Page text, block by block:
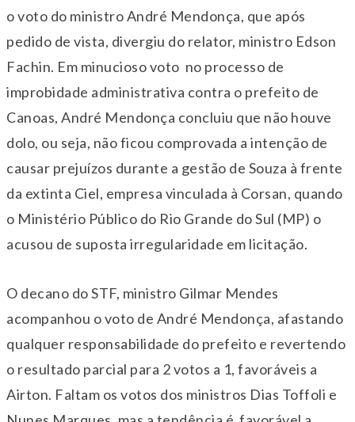
o voto do ministro André Mendonça, que após
pedido de vista, divergiu do relator, ministro Edson
Fachin. Em minucioso voto no processo de
improbidade administrativa contra o prefeito de
Canoas, André Mendonça concluiu que não houve
dolo, ou seja, não ficou comprovada a intenção de
causar prejuízos durante a gestão de Souza à frente
da extinta Ciel, empresa vinculada à Corsan, quando
o Ministério Público do Rio Grande do Sul (MP) o
acusou de suposta irregularidade em licitação.
O decano do STF, ministro Gilmar Mendes
acompanhou o voto de André Mendonça, afastando
qualquer responsabilidade do prefeito e revertendo
o resultado parcial para 2 votos a 1, favoráveis a
Airton. Faltam os votos dos ministros Dias Toffoli e